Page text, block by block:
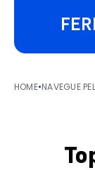
HOME•NAVEGUE